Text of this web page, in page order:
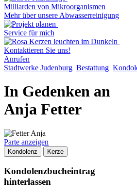
Milliarden von Mikroorganismen
Mehr über unsere Abwasserreinigung
Service für mich
Kontaktieren Sie uns!
Anrufen
Stadtwerke Judenburg Bestattung
In Gedenken an
Anja Fetter
Parte anzeigen
Kondolenz Kerze
Kondolenzbucheintrag
hinterlassen